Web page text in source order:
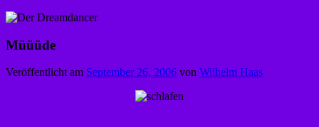
Müüüde
Veröffentlicht am September 26, 2006 von Wilhelm Haas